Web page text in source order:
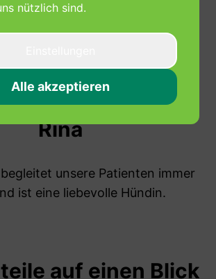
nützlich sind.
Alle akzeptieren
Therapiehund:
Rina
unsere Patienten immer
ist eine liebevolle Hündin.
auf einen Blick